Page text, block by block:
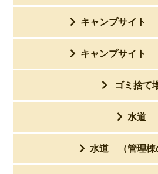
キャンプサイト
キャンプサイト
ゴミ捨て
水道
水道 （管理棟